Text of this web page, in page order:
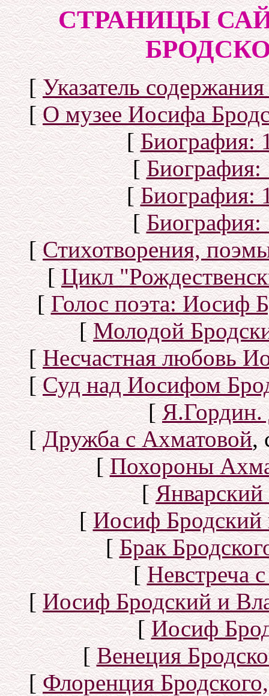
СТРАНИЦЫ
[Указатель
[О музее Иосифа
[Биография:
[Биография:
[Биография:
[Биография:
[Стихотворения,
[Цикл
[Голос поэта: Иосиф
[Молодой
[Несчастная любовь
[Суд над Иосифом
[Я.Гордин.
[Дружба с Ахматовой,
[Похороны
[Январский
[Иосиф Бродский
[Брак
[Невстреча
[Иосиф Бродский и
[Иосиф
[Венеция
[Флоренция